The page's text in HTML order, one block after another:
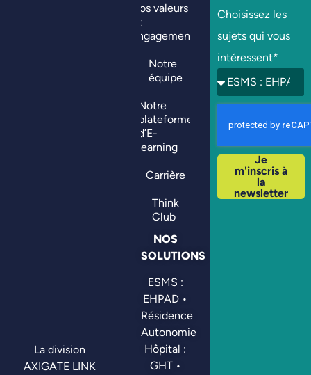
La division
AXIGATE LINK
Nos valeurs
et
engagements
Notre
équipe
Notre
plateforme
d’E-
learning
Carrière
Think
Club
NOS
SOLUTIONS
ESMS :
EHPAD •
Résidence
Autonomie
Hôpital :
GHT •
Choisissez les
sujets qui vous
intéressent*
Je
m'inscris à
la
newsletter